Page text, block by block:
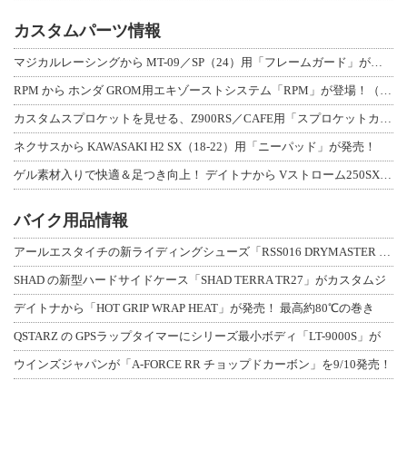
カスタムパーツ情報
マジカルレーシングから MT-09／SP（24）用「フレームガード」が登場！
RPM から ホンダ GROM用エキゾーストシステム「RPM」が登場！（動画あり
カスタムスプロケットを見せる、Z900RS／CAFE用「スプロケットカバーフルキ
ネクサスから KAWASAKI H2 SX（18-22）用「ニーパッド」が発売！
ゲル素材入りで快適＆足つき向上！ デイトナから Vストローム250SX用「快適ロ
バイク用品情報
アールエスタイチの新ライディングシューズ「RSS016 DRYMASTER スト
SHAD の新型ハードサイドケース「SHAD TERRA TR27」がカスタムジ
デイトナから「HOT GRIP WRAP HEAT」が発売！ 最高約80℃の巻き
QSTARZ の GPSラップタイマーにシリーズ最小ボディ「LT-9000S」が
ウインズジャパンが「A-FORCE RR チョップドカーボン」を9/10発売！